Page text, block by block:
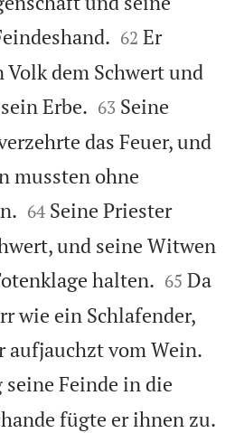


62 Er
dem Schwert und
Erbe. 

63 Seine
das Feuer, und
mussten ohne


64 Seine Priester
und seine Witwen
halten. 

65 Da
wie ein Schlafender,
aufjauchzt vom Wein.
seine Feinde in die
fügte er ihnen zu.